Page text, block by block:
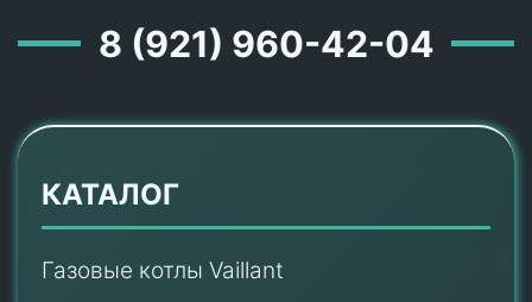
8 (921) 960-42-04
КАТАЛОГ
Газовые котлы Vaillant